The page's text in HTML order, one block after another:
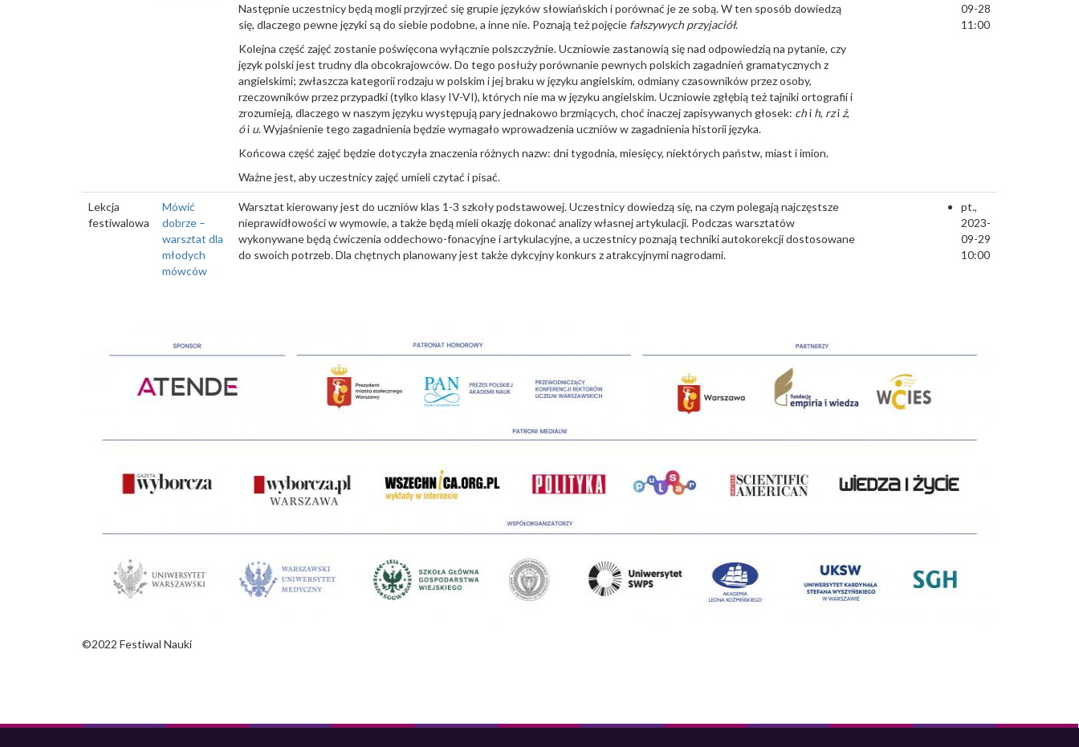
Następnie uczestnicy będą mogli przyjrzeć się grupie języków słowiańskich i porównać je ze sobą. W ten sposób dowiedzą
się, dlaczego pewne języki są do siebie podobne, a inne nie. Poznają też pojęcie fałszywych przyjaciół.
Kolejna część zajęć zostanie poświęcona wyłącznie polszczyźnie. Uczniowie zastanowią się nad odpowiedzią na pytanie, czy
język polski jest trudny dla obcokrajowców. Do tego posłuży porównanie pewnych polskich zagadnień gramatycznych z
angielskimi; zwłaszcza kategorii rodzaju w polskim i jej braku w języku angielskim, odmiany czasowników przez osoby,
rzeczowników przez przypadki (tylko klasy IV-VI), których nie ma w języku angielskim. Uczniowie zgłębią też tajniki ortografii i
zrozumieją, dlaczego w naszym języku występują pary jednakowo brzmiących, choć inaczej zapisywanych głosek: chi h, rzi ż,
ói u. Wyjaśnienie tego zagadnienia będzie wymagało wprowadzenia uczniów w zagadnienia historii języka.
Końcowa część zajęć będzie dotyczyła znaczenia różnych nazw: dni tygodnia, miesięcy, niektórych państw, miast i imion.
Ważne jest, aby uczestnicy zajęć umieli czytać i pisać.
09-28
11:00
Lekcja
festiwalowa
Mówić
dobrze –
warsztat dla
młodych
mówców
Warsztat kierowany jest do uczniów klas 1-3 szkoły podstawowej. Uczestnicy dowiedzą się, na czym polegają najczęstsze
nieprawidłowości w wymowie, a także będą mieli okazję dokonać analizy własnej artykulacji. Podczas warsztatów
wykonywane będą ćwiczenia oddechowo-fonacyjne i artykulacyjne, a uczestnicy poznają techniki autokorekcji dostosowane
do swoich potrzeb. Dla chętnych planowany jest także dykcyjny konkurs z atrakcyjnymi nagrodami.
pt.,
2023-
09-29
10:00
©2022 Festiwal Nauki